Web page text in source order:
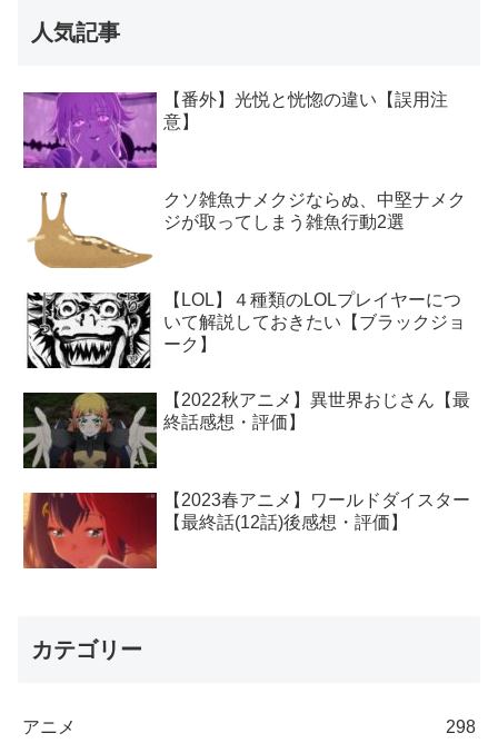
人気記事
【番外】光悦と恍惚の違い【誤用注
意】
クソ雑魚ナメクジならぬ、中堅ナメク
ジが取ってしまう雑魚行動2選
【LOL】４種類のLOLプレイヤーにつ
いて解説しておきたい【ブラックジョ
ーク】
【2022秋アニメ】異世界おじさん【最
終話感想・評価】
【2023春アニメ】ワールドダイスター
【最終話(12話)後感想・評価】
カテゴリー
アニメ 298